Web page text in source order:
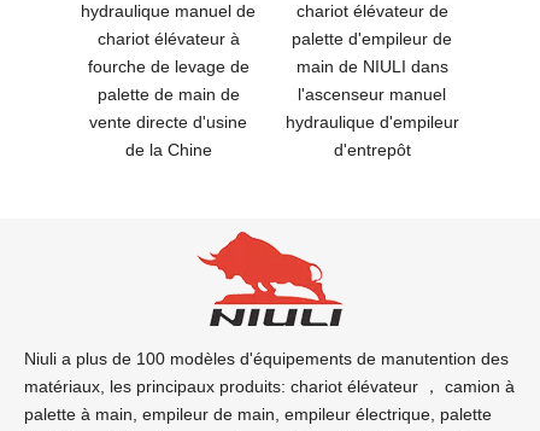
hydraulique manuel de
chariot élévateur à
fourche de levage de
palette de main de
vente directe d'usine
de la Chine
chariot élévateur de
palette d'empileur de
main de NIULI dans
l'ascenseur manuel
hydraulique d'empileur
d'entrepôt
Niuli a plus de 100 modèles d'équipements de manutention des
matériaux, les principaux produits: chariot élévateur ， camion à
palette à main, empileur de main, empileur électrique, palette